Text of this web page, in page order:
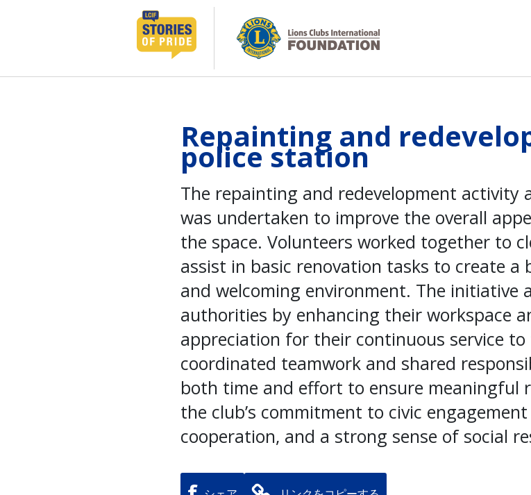
ツ
Repainting and
police station
The repainting and redevelopment activity
was undertaken to improve the overall
the space. Volunteers worked together to
assist in basic renovation tasks to create a
and welcoming environment. The initiative
authorities by enhancing their workspace
appreciation for their continuous service
coordinated teamwork and shared
both time and effort to ensure meaningful
the club’s commitment to civic
cooperation, and a strong sense of social